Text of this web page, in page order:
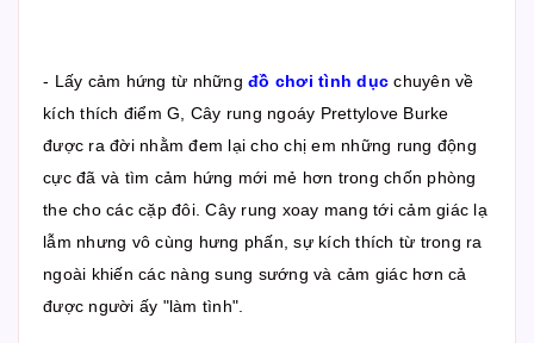
- Lấy cảm hứng từ những đồ chơi tình dục chuyên về
kích thích điểm G, Cây rung ngoáy Prettylove Burke
được ra đời nhằm đem lại cho chị em những rung động
cực đã và tìm cảm hứng mới mẻ hơn trong chốn phòng
the cho các cặp đôi. Cây rung xoay mang tới cảm giác lạ
lẫm nhưng vô cùng hưng phấn, sự kích thích từ trong ra
ngoài khiến các nàng sung sướng và cảm giác hơn cả
được người ấy "làm tình".